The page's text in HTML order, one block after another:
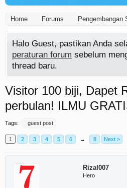
Home Forums Pengembangan
Halo Guest, pastikan Anda
peraturan forum sebelum
thread baru.
Visitor 100 biji, Dapet
perbulan! ILMU
Tags: guest post
1 2 3 4 5 6 → 8 Next >
Rizal007
Hero